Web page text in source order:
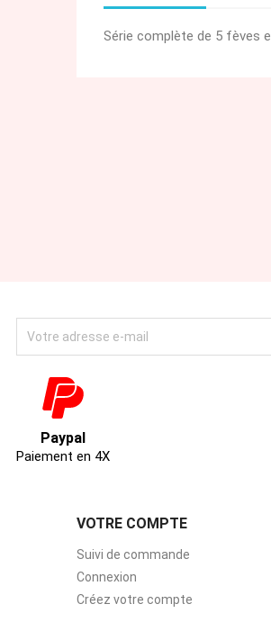
Série complète de 5 fèves
Paypal
Paiement en 4X
VOTRE COMPTE
Suivi de commande
Connexion
Créez votre compte